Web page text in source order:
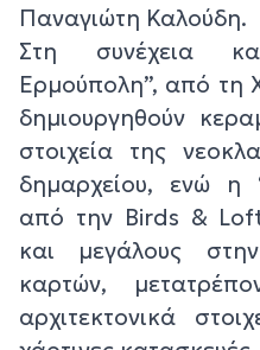
Παναγιώτη Καλούδη.
Στη συνέχεια
Ερμούπολη”, από
δημιουργηθούν
στοιχεία της
δημαρχείου, ενώ η
από την Birds &
και μεγάλους
καρτών,
αρχιτεκτονικά